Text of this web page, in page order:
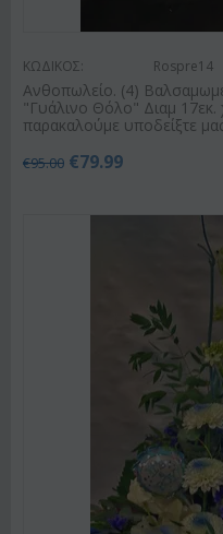
ΚΩΔΙΚΟΣ: Rospre14
Ανθοπωλείο. (4)
"Γυάλινο Θόλο" Διαμ
παρακαλούμε υποδείξτε
€95.00 €79.99